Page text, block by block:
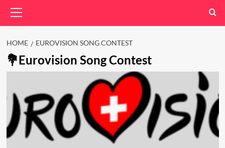
Menu
HOME EUROVISION SONG CONTEST
Eurovision Song Contest